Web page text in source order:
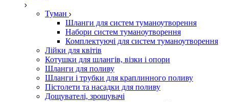
Туман
Шланги для систем туманоутворення
Набори систем туманоутворення
Комплектуючі для систем туманоутворення
Лійки для квітів
Котушки для шлангів, візки і опори
Шланги для поливу
Шланги і трубки для краплинного поливу
Пістолети та насадки для поливу
Дощувателі, зрошувачі